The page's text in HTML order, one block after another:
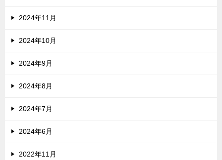
2024年11月
2024年10月
2024年9月
2024年8月
2024年7月
2024年6月
2022年11月